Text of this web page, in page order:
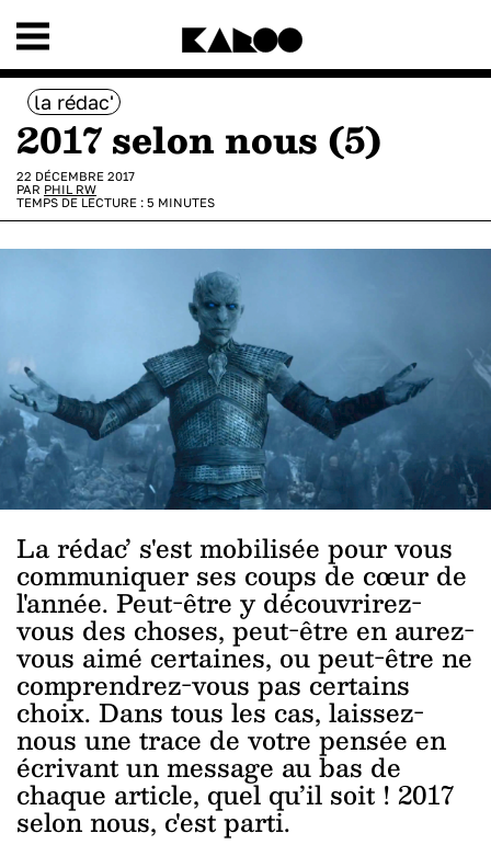
la rédac'
2017 selon nous (5)
22 DÉCEMBRE 2017
PAR PHIL RW
TEMPS DE LECTURE : 5 MINUTES
La rédac’ s'est mobilisée pour vous
communiquer ses coups de cœur de
l'année. Peut-être y découvrirez-
vous des choses, peut-être en aurez-
vous aimé certaines, ou peut-être ne
comprendrez-vous pas certains
choix. Dans tous les cas, laissez-
nous une trace de votre pensée en
écrivant un message au bas de
chaque article, quel qu’il soit ! 2017
selon nous, c'est parti.